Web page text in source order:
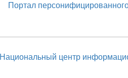
Портал
Национальный центр